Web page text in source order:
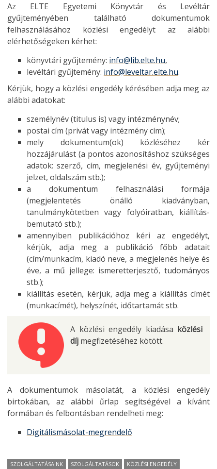
Az ELTE Egyetemi Könyvtár és Levéltár
gyűjteményében található dokumentumok
felhasználásához közlési engedélyt az alábbi
elérhetőségeken kérhet:
könyvtári gyűjtemény: info@lib.elte.hu,
levéltári gyűjtemény: info@leveltar.elte.hu.
Kérjük, hogy a közlési engedély kérésében adja meg az
alábbi adatokat:
személynév (titulus is) vagy intézménynév;
postai cím (privát vagy intézmény cím);
mely dokumentum(ok) közléséhez kér
hozzájárulást (a pontos azonosításhoz szükséges
adatok: szerző, cím, megjelenési év, gyűjteményi
jelzet, oldalszám stb.);
a dokumentum felhasználási formája
(megjelentetés önálló kiadványban,
tanulmánykötetben vagy folyóiratban, kiállítás-
bemutató stb.);
amennyiben publikációhoz kéri az engedélyt,
kérjük, adja meg a publikáció főbb adatait
(cím/munkacím, kiadó neve, a megjelenés helye és
éve, a mű jellege: ismeretterjesztő, tudományos
stb.);
kiállítás esetén, kérjük, adja meg a kiállítás címét
(munkacímét), helyszínét, időtartamát stb.
A közlési engedély kiadása közlési
díj megfizetéséhez kötött.
A dokumentumok másolatát, a közlési engedély
birtokában, az alábbi űrlap segítségével a kívánt
formában és felbontásban rendelheti meg:
Digitálismásolat-megrendelő
SZOLGÁLTATÁSAINK SZOLGÁLTATÁSOK
KÖZLÉSI ENGEDÉLY